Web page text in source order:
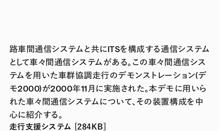
路車間通信システムと共にITSを構成する通信システム
として車々間通信システムがある。この車々間通信シス
テムを用いた車群協調走行のデモンストレーション(デ
モ2000)が2000年11月に実施された。本デモに用いら
れた車々間通信システムについて、その装置構成を中
心に紹介する。
走行支援システム [284KB]